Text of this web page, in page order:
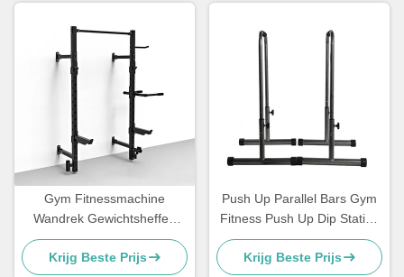
Gym Fitnessmachine
Wandrek Gewichtsheffen
Power Racks Wand
gemonteerd
Krijg Beste Prijs
Push Up Parallel Bars Gym
Fitness Push Up Dip Station
Bar
Krijg Beste Prijs